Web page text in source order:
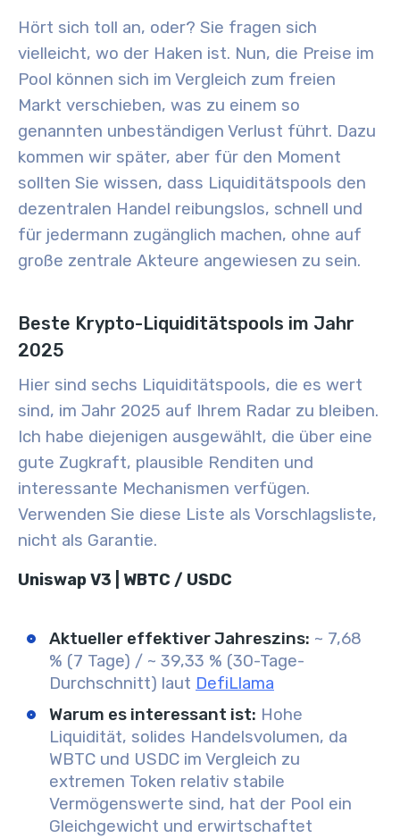
Hört sich toll an, oder? Sie fragen sich
vielleicht, wo der Haken ist. Nun, die Preise im
Pool können sich im Vergleich zum freien
Markt verschieben, was zu einem so
genannten unbeständigen Verlust führt. Dazu
kommen wir später, aber für den Moment
sollten Sie wissen, dass Liquiditätspools den
dezentralen Handel reibungslos, schnell und
für jedermann zugänglich machen, ohne auf
große zentrale Akteure angewiesen zu sein.
Beste Krypto-Liquiditätspools im Jahr
2025
Hier sind sechs Liquiditätspools, die es wert
sind, im Jahr 2025 auf Ihrem Radar zu bleiben.
Ich habe diejenigen ausgewählt, die über eine
gute Zugkraft, plausible Renditen und
interessante Mechanismen verfügen.
Verwenden Sie diese Liste als Vorschlagsliste,
nicht als Garantie.
Uniswap V3 | WBTC / USDC
Aktueller effektiver Jahreszins: ~ 7,68
% (7 Tage) / ~ 39,33 % (30-Tage-
Durchschnitt) laut DefiLlama
Warum es interessant ist: Hohe
Liquidität, solides Handelsvolumen, da
WBTC und USDC im Vergleich zu
extremen Token relativ stabile
Vermögenswerte sind, hat der Pool ein
Gleichgewicht und erwirtschaftet